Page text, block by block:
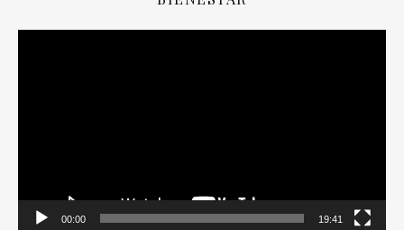
00:00 19:41